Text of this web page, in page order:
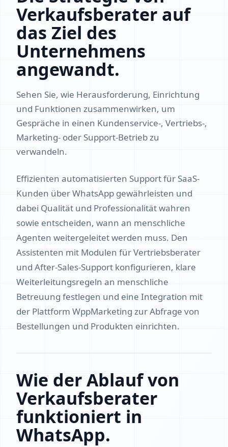
Verkaufsberater auf
das Ziel des
Unternehmens
angewandt.
Sehen Sie, wie Herausforderung, Einrichtung
und Funktionen zusammenwirken, um
Gespräche in einen Kundenservice-, Vertriebs-,
Marketing- oder Support-Betrieb zu
verwandeln.
Effizienten automatisierten Support für SaaS-
Kunden über WhatsApp gewährleisten und
dabei Qualität und Professionalität wahren
sowie entscheiden, wann an menschliche
Agenten weitergeleitet werden muss. Den
Assistenten mit Modulen für Vertriebsberater
und After-Sales-Support konfigurieren, klare
Weiterleitungsregeln an menschliche
Betreuung festlegen und eine Integration mit
der Plattform WppMarketing zur Abfrage von
Bestellungen und Produkten einrichten.
Wie der Ablauf von
Verkaufsberater
funktioniert in
WhatsApp.